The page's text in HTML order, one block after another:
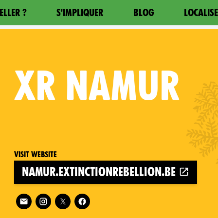
? S'IMPLIQUER BLOG
XR NAMUR
Visit website
namur.extinctionrebellion.be
Follow XR Namur on